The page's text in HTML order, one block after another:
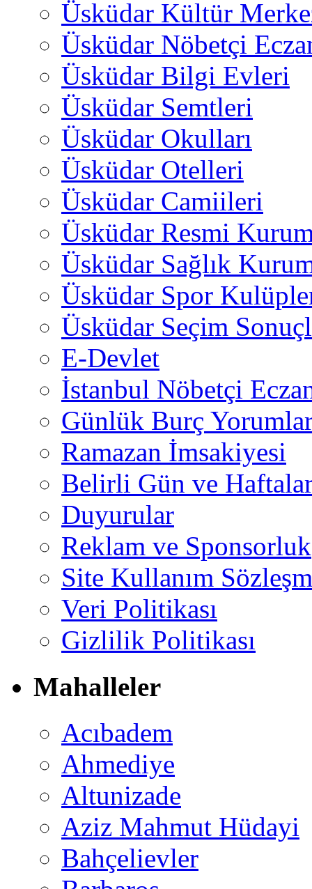
Üsküdar Kültür
Üsküdar Nöbetçi
Üsküdar Bilgi Evleri
Üsküdar Semtleri
Üsküdar Okulları
Üsküdar Otelleri
Üsküdar Camiileri
Üsküdar Resmi
Üsküdar Sağlık
Üsküdar Spor
Üsküdar Seçim
E-Devlet
İstanbul Nöbetçi
Günlük Burç
Ramazan İmsakiyesi
Belirli Gün ve
Duyurular
Reklam ve Sponsorluk
Site Kullanım
Veri Politikası
Gizlilik Politikası
Mahalleler
Acıbadem
Ahmediye
Altunizade
Aziz Mahmut Hüdayi
Bahçelievler